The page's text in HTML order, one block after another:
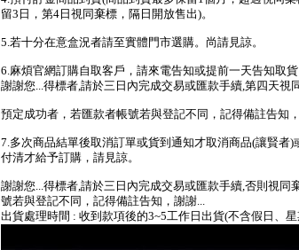
留3日，第4日視同棄標，隔日開放售出)。
5.若十分在意盒況者請至實體門市選購。尚請見諒。
6.麻煩官網訂購自取客戶，請來電告知或提前一天告知取貨
謝謝您...得標者,請於三日內完成交易或匯款手續,第四天視
預定成功者，若匯款者帳號若與登記不同，記得備註告知
7.多次商品結單後取消訂單或貨到通知才取消商品(讓賢者
付清才給予訂購，請見諒。
謝謝您...得標者,請於三日內完成交易或匯款手續,否則視
號若與登記不同，記得備註告知，謝謝...
出貨處理時間 : 收到款項後的3~5工作日出貨(不含假日、